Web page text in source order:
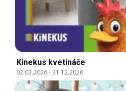
Kinekus kvetináče
02.03.2026-31.12.2026